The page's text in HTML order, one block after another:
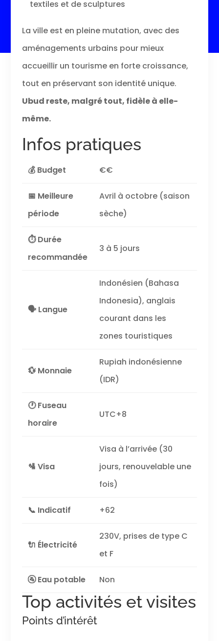
textiles et de sculptures
La ville est en pleine mutation, avec des
aménagements urbains pour mieux
accueillir un tourisme en forte croissance,
tout en préservant son identité unique.
Ubud reste, malgré tout, fidèle à elle-
même.
Infos pratiques
💰 Budget €€
📅 Meilleure
période
Avril à octobre (saison
sèche)
⏱️ Durée
recommandée
3 à 5 jours
🗣️ Langue
Indonésien (Bahasa
Indonesia), anglais
courant dans les
zones touristiques
💱 Monnaie
Rupiah indonésienne
(IDR)
🕐 Fuseau
horaire
UTC+8
🛂 Visa
Visa à l’arrivée (30
jours, renouvelable une
fois)
📞 Indicatif +62
🔌 Électricité
230V, prises de type C
et F
🚰 Eau potable Non
Top activités et visites
Points d’intérêt